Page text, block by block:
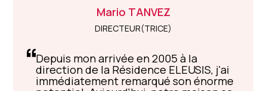
Mario TANVEZ
DIRECTEUR(TRICE)
Depuis mon arrivée en 2005 à la
direction de la Résidence ELEUSIS, j'ai
immédiatement remarqué son énorme